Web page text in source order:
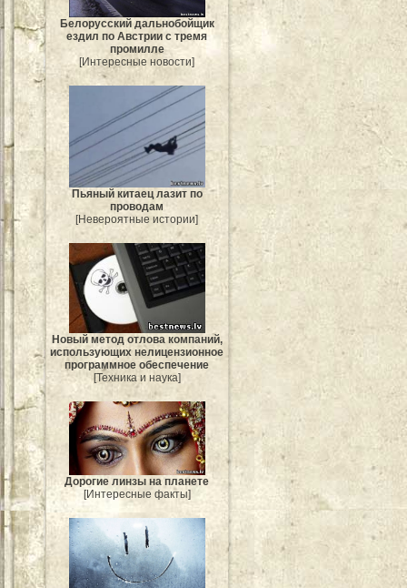
Белорусский дальнобойщик
ездил по Австрии с тремя
промилле
[Интересные новости]
Пьяный китаец лазит по
проводам
[Невероятные истории]
Новый метод отлова компаний,
использующих нелицензионное
программное обеспечение
[Техника и наука]
Дорогие линзы на планете
[Интересные факты]